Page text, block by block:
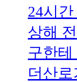
24시
상해
구한
더산